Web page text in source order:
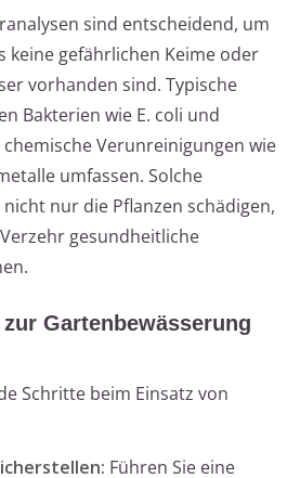
sind entscheidend, um
keine gefährlichen Keime oder
vorhanden sind. Typische
Bakterien wie E. coli und
Verunreinigungen wie
umfassen. Solche
nur die Pflanzen schädigen,
gesundheitliche
Gartenbewässerung
Schritte beim Einsatz von
Führen Sie eine